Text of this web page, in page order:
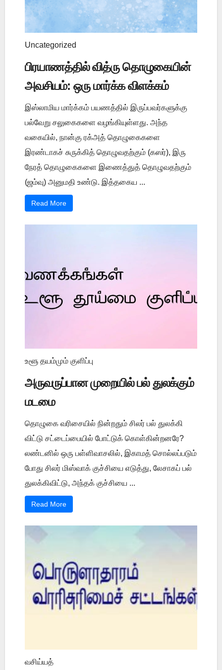
Uncategorized
பிரயாணத்தில் வித்ரு தொழுகையின்
அவசியம்: ஒரு மார்க்க விளக்கம்
இஸ்லாமிய மார்க்கம் பயணத்தில் இருப்பவர்களுக்கு
பல்வேறு சலுகைகளை வழங்கியுள்ளது. அந்த
வகையில், நான்கு ரக்அத் தொழுகைகளை
இரண்டாகச் சுருக்கித் தொழுவதற்கும் (கஸர்), இரு
நேரத் தொழுகைகளை இணைத்துத் தொழுவதற்கும்
(ஜம்வு) அனுமதி உண்டு. இத்தகைய ...
Read More
உளூ தயம்மும் குளிப்பு
அருவருப்பான முறையில் பல் துலக்கும்
மடமை
தொழுகை வரிசையில் நின்றதும் சிலர் பல் துலக்கி
விட்டு சட்டைப்பையில் போட்டுக் கொள்கின்றனரே?
லண்டனில் ஒரு பள்ளிவாசலில், இகாமத் சொல்லப்படும்
போது சிலர் மிஸ்வாக் குச்சியை எடுத்து, லேசாகப் பல்
துலக்கிவிட்டு, அந்தக் குச்சியை ...
Read More
வசிய்யத்